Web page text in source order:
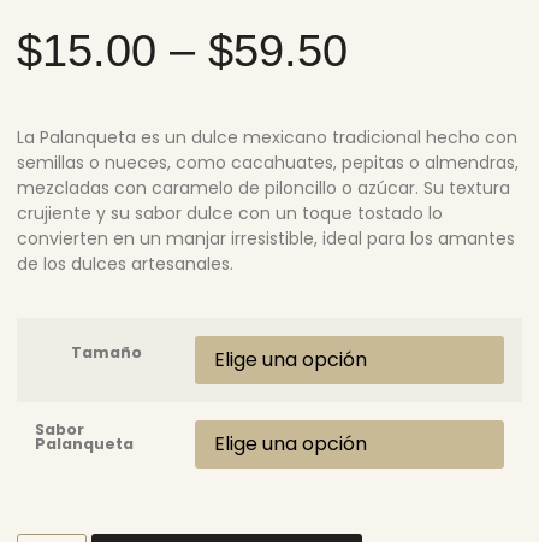
$15.00 – $59.50
La Palanqueta es un dulce mexicano tradicional hecho con
semillas o nueces, como cacahuates, pepitas o almendras,
mezcladas con caramelo de piloncillo o azúcar. Su textura
crujiente y su sabor dulce con un toque tostado lo
convierten en un manjar irresistible, ideal para los amantes
de los dulces artesanales.
Tamaño
Sabor
Palanqueta